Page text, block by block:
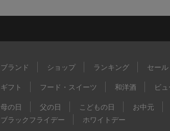
ブランド ショップ ランキング セー
ギフト フード・スイーツ 和洋酒 ビ
母の日 父の日 こどもの日 お中元
ブラックフライデー
ホワイトデー